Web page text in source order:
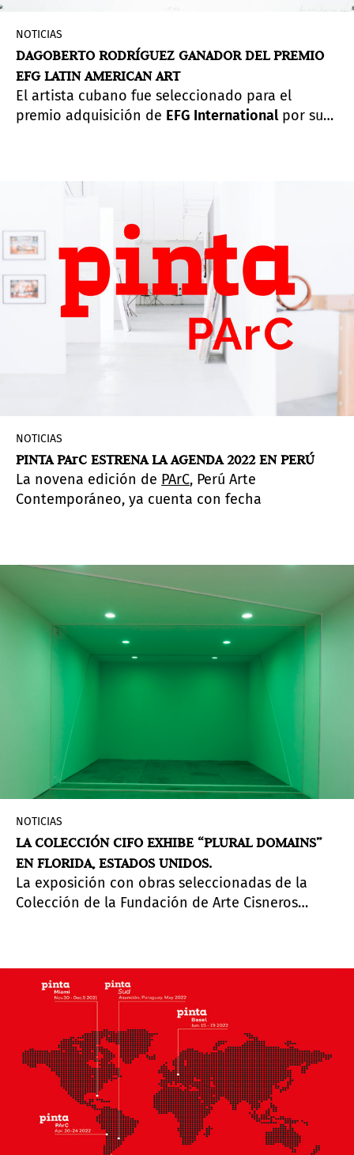
NOTICIAS
DAGOBERTO RODRÍGUEZ GANADOR DEL PREMIO
EFG LATIN AMERICAN ART
El artista cubano fue seleccionado para el
premio adquisición de EFG Internationalpor su
Victor Echevarria de EFG Capital y Celia
Birbragher, Directora y Editora de ArtNexus.
NOTICIAS
PINTA PArC ESTRENA LA AGENDA 2022 EN PERÚ
La novena edición de PArC, Perú Arte
Contemporáneo, ya cuenta con fecha
caracteriza por un programa experimental
ambicioso y una selección de expositores con
propuestas diversas y contemporáneas.
La feriaPArC
, que se ha posicionado entre las
plataformas de intercambio cultural más
relevantes de la región, se llevará a cabo del
20
NOTICIAS
LA COLECCIÓN CIFO EXHIBE “PLURAL DOMAINS”
EN FLORIDA, ESTADOS UNIDOS.
La exposición con obras seleccionadas de la
Colección de la Fundación de Arte Cisneros
diversidad como marco conceptual que incluye
un universo de voces. La muestra comprende a
31 artistas establecidos, a mitad de carrera y
emergentes de Argentina, Brasil, Colombia, Cuba,
Ecuador, Guatemala, México, Perú, Uruguay y
Venezuela, y presenta obras en múltiples medios,
incluyendo pintura, escultura, dibujo, fotografía,
video, así como instalaciones multimedia a gran
escala. Habiendo inaugurado en la Bienal de